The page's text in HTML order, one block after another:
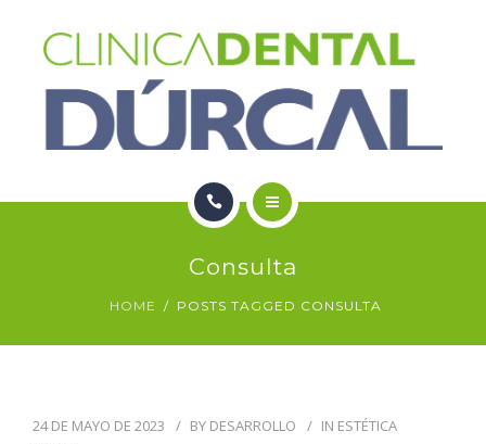
CONTACTO
Consulta
HOME POSTS TAGGED CONSULTA
24 DE MAYO DE 2023 BY DESARROLLO IN ESTÉTICA